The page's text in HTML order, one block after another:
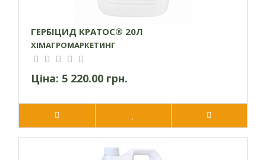
ГЕРБІЦИД КРАТОС® 20Л
ХІМАГРОМАРКЕТИНГ
Ціна: 5 220.00 грн.